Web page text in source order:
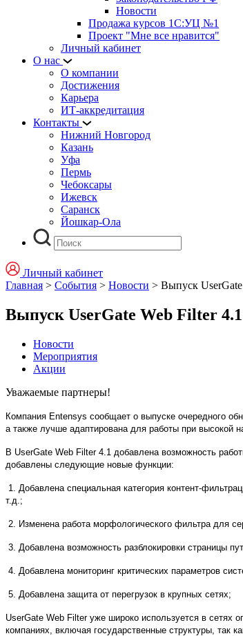
Новости
Продажа курсов 1С:УЦ №1
Проект "Мне все нравится"
Личный кабинет
О нас
О компании
Достижения
Карьера
ИТ-аккредитация
Контакты
Нижний Новгород
Казань
Уфа
Пермь
Чебоксары
Ижевск
Саранск
Йошкар-Ола
Личный кабинет
Главная > События > Новости > Выпуск
Выпуск UserGate Web Filter
Новости
Мероприятия
Акции
Уважаемые партнеры!
Компания Entensys сообщает о выпуске очередного
а также лучше адаптирована для работы при высокой
В UserGate Web Filter 4.1 добавлена возможность
добавлены следующие новые функции:
1. Добавлена специальная категория контент-
т.д.;
2. Изменена работа морфологического фильтра для
3. Добавлена возможность разблокировки страницы
4. Добавлена мониторинг критических параметров
5. Добавлена защита от перегрузок в крупных сетях;
UserGate Web Filter уже широко используется в сетях
компаниях, включая государственные структуры, так